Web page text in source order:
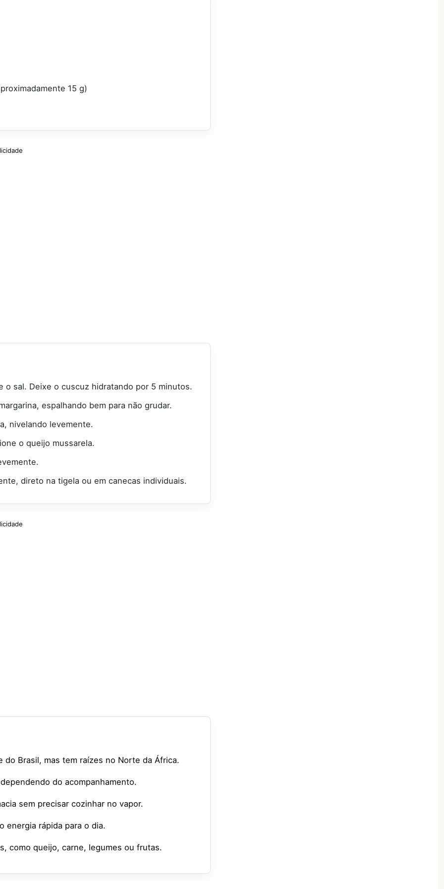
15 g)
o sal. Deixe o cuscuz hidratando por 5 minutos.
espalhando bem para não grudar.
nivelando levemente.
o queijo mussarela.
direto na tigela ou em canecas individuais.
Brasil, mas tem raízes no Norte da África.
do acompanhamento.
sem precisar cozinhar no vapor.
energia rápida para o dia.
como queijo, carne, legumes ou frutas.